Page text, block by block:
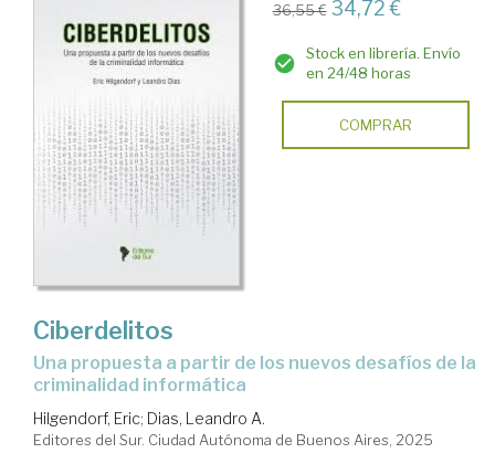
36,55 € 34,72 €
Stock en librería. Envío
en 24/48 horas
COMPRAR
Ciberdelitos
Una propuesta a partir de los nuevos desafíos de la
criminalidad informática
Hilgendorf, Eric; Dias, Leandro A.
Editores del Sur. Ciudad Autónoma de Buenos Aires, 2025